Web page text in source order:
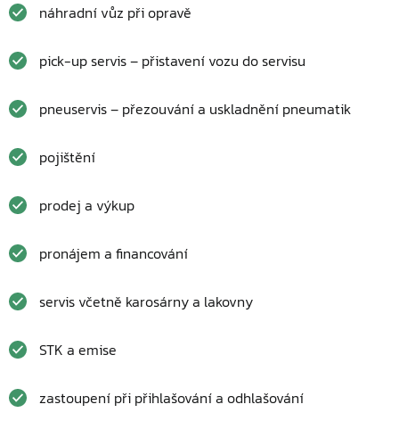
náhradní vůz při opravě
pick-up servis – přistavení vozu do servisu
pneuservis – přezouvání a uskladnění pneumatik
pojištění
prodej a výkup
pronájem a financování
servis včetně karosárny a lakovny
STK a emise
zastoupení při přihlašování a odhlašování